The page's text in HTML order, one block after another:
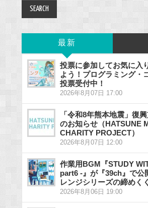
最新
投票に参加してお気に入
よう！プログラミング・
投票受付中！
2026年8月07日 17:00
「令和8年熊本地震」復
のお知らせ（HATSUNE
CHARITY PROJECT）
2026年8月07日 12:00
作業用BGM『STUDY
part6 -』が『39ch』で公
レンジシリーズの締めく
2026年8月06日 19:00